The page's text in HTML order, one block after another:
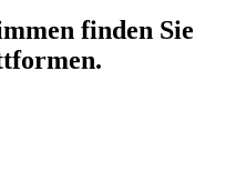
finden Sie